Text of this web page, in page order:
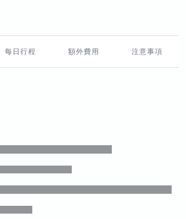
每日行程 額外費用 注意事項